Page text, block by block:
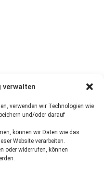
verwenden wir Technologien wie
und/oder darauf
können wir Daten wie das
Website verarbeiten.
oder widerrufen, können